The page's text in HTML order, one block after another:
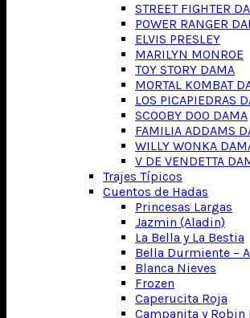
STREET FIGHTER
POWER RANGER
ELVIS PRESLEY
MARILYN MONROE
TOY STORY DAMA
MORTAL KOMBAT
LOS PICAPIEDRAS
SCOOBY DOO DAMA
FAMILIA ADDAMS
WILLY WONKA
V DE VENDETTA
Trajes Típicos
Cuentos de Hadas
Princesas Largas
Jazmin (Aladin)
La Bella y La Bestia
Bella Durmiente –
Blanca Nieves
Frozen
Caperucita Roja
Campanita y Robin